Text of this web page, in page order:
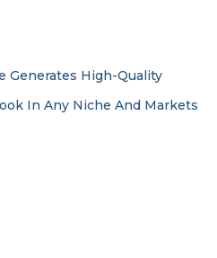
Generates High-Quality
In Any Niche And Markets